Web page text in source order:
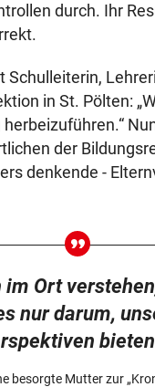
durch. Ihr
in St. Pölten:
der
denkende -
Ort
nur darum,
besorgte Mutter zur